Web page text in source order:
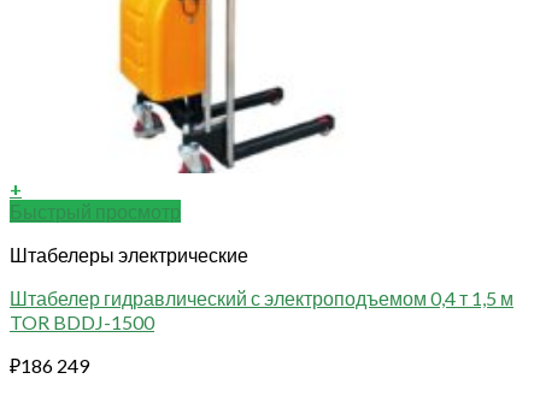
+
Быстрый просмотр
Штабелеры электрические
Штабелер гидравлический с электроподъемом 0,4 т 1,5 м
TOR BDDJ-1500
₽186 249